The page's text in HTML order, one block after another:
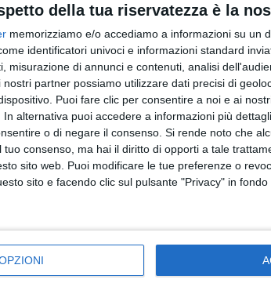
della tua riservatezza è la
memorizziamo e/o accediamo a informazioni su un
identificatori univoci e informazioni standard
misurazione di annunci e contenuti, analisi
partner possiamo utilizzare dati precisi di
Puoi fare clic per consentire a noi e ai
alternativa puoi accedere a informazioni più
o di negare il consenso. Si rende noto che
tuo consenso, ma hai il diritto di opporti a tale
sito web. Puoi modificare le tue preferenze o
sito e facendo clic sul pulsante "Privacy" in fondo
domenica di Bitonto
nella parte centrale della giornata
un Festival nel cuore dell'Alta Murgia
novembre
e venti sciroccali su Bitonto